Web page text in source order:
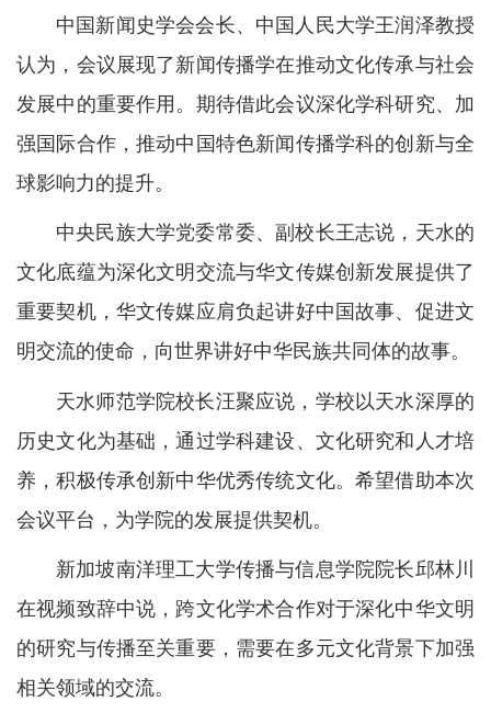
中国新闻史学会会长、中国人民大学王润泽教授
认为，会议展现了新闻传播学在推动文化传承与社会
发展中的重要作用。期待借此会议深化学科研究、加
强国际合作，推动中国特色新闻传播学科的创新与全
球影响力的提升。
中央民族大学党委常委、副校长王志说，天水的
文化底蕴为深化文明交流与华文传媒创新发展提供了
重要契机，华文传媒应肩负起讲好中国故事、促进文
明交流的使命，向世界讲好中华民族共同体的故事。
天水师范学院校长汪聚应说，学校以天水深厚的
历史文化为基础，通过学科建设、文化研究和人才培
养，积极传承创新中华优秀传统文化。希望借助本次
会议平台，为学院的发展提供契机。
新加坡南洋理工大学传播与信息学院院长邱林川
在视频致辞中说，跨文化学术合作对于深化中华文明
的研究与传播至关重要，需要在多元文化背景下加强
相关领域的交流。